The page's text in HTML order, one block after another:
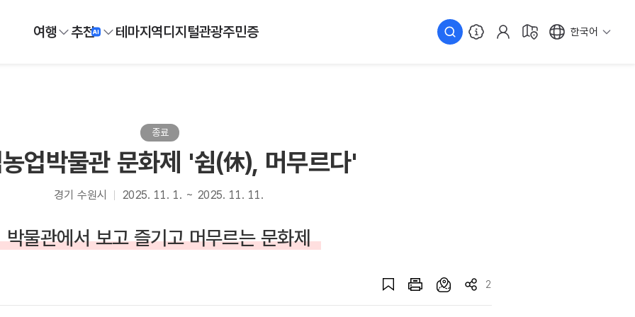
여행 추천 테마지역디지털관광주민증 한국어
종료
업박물관 문화제 '쉼(休), 머무르다'
경기 수원시 2025. 11. 1. ~ 2025. 11. 11.
박물관에서 보고 즐기고 머무르는 문화제
2